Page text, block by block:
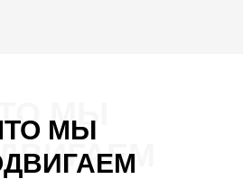
МЫ
МЫ